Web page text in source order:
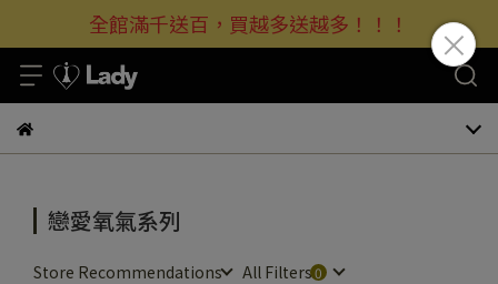
全館滿千送百，買越多送越多！！！
戀愛氧氣系列
Store Recommendations
All Filters